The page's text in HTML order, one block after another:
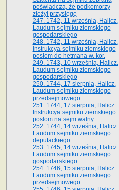
poświadcza, że podkomorzy
złożył przysięgę
247. 1742, 11 września, Halicz.
Laudum sejmiku ziemskiego
gospodarskiego
248. 1742, 11 września, Halicz.
Instrukcya sejmiku ziemskiego
posłom do hetmana w. kor.
249. 1743, 10 września, Halicz.
Laudum sejmiku ziemskiego
gospodarskiego
250. 1744, 17 sierpnia, Halicz.
Laudum sejmiku ziemskiego
przedsejmowego
251. 1744, 17 sierpnia, Halicz.
Instrukcya sejmiku ziemskiego
posłom na sejm walny
252. 1744, 14 września, Halicz.
Laudum sejmiku ziemskiego
deputackiego
253. 1745, 14 września, Halicz.
Laudum sejmiku ziemskiego
gospodarskiego
254. 1746, 15 sierpnia, Halicz.
Laudum sejmiku ziemskiego
przedsejmowego